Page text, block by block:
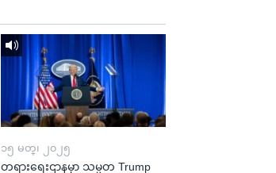
၁၅ မတ္၊ ၂၀၂၅
တရားရေးဌာနမှာ သမ္မတ Trump